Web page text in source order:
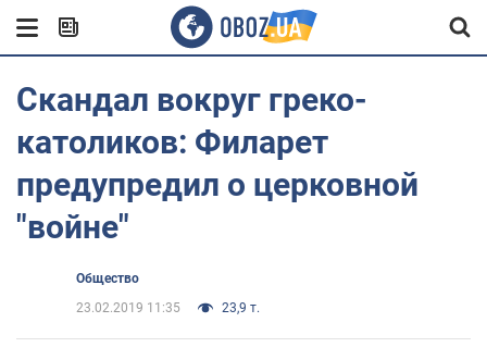
Скандал вокруг греко-
католиков: Филарет
предупредил о церковной
"войне"
Общество
23.02.2019 11:35
23,9 т.